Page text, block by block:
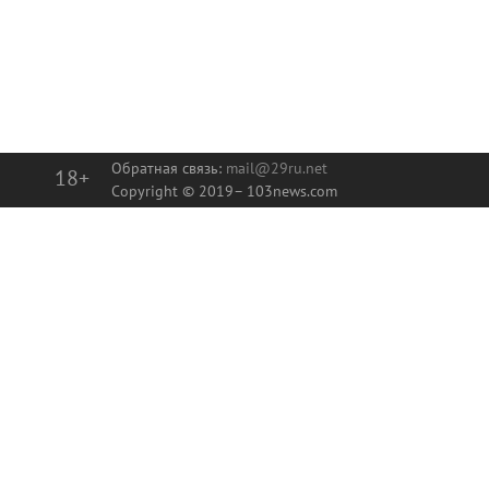
18+ Обратная связь: mail@29ru.net
Copyright © 2019– 103news.com